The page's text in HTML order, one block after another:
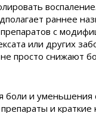
раннее
с
или других
не просто снижают
боли и
и